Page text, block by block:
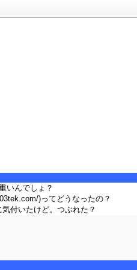
いんでしょ？
)ってどうなったの？
付いたけど。つぶれた？